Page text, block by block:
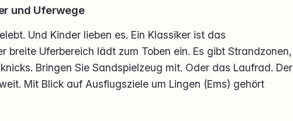
und Uferwege
Und Kinder lieben es. Ein Klassiker ist das
breite Uferbereich lädt zum Toben ein. Es gibt Strandzonen,
Bringen Sie Sandspielzeug mit. Oder das Laufrad. Der
Mit Blick auf Ausflugsziele um Lingen (Ems) gehört